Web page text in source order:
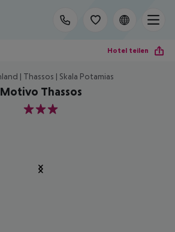
Hotel teilen
| Thassos | Skala Potamias
Motivo Thassos
3